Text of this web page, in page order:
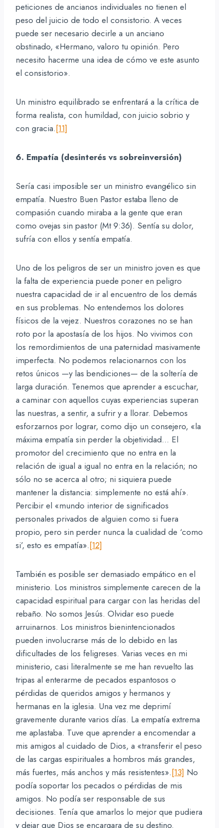
peticiones de ancianos individuales no tienen el
peso del juicio de todo el consistorio. A veces
puede ser necesario decirle a un anciano
obstinado, «Hermano, valoro tu opinión. Pero
necesito hacerme una idea de cómo ve este asunto
el consistorio».
Un ministro equilibrado se enfrentará a la crítica de
forma realista, con humildad, con juicio sobrio y
con gracia.[11]
6. Empatía (desinterés vs sobreinversión)
Sería casi imposible ser un ministro evangélico sin
empatía. Nuestro Buen Pastor estaba lleno de
compasión cuando miraba a la gente que eran
como ovejas sin pastor (Mt 9:36). Sentía su dolor,
sufría con ellos y sentía empatía.
Uno de los peligros de ser un ministro joven es que
la falta de experiencia puede poner en peligro
nuestra capacidad de ir al encuentro de los demás
en sus problemas. No entendemos los dolores
físicos de la vejez. Nuestros corazones no se han
roto por la apostasía de los hijos. No vivimos con
los remordimientos de una paternidad masivamente
imperfecta. No podemos relacionarnos con los
retos únicos —y las bendiciones— de la soltería de
larga duración. Tenemos que aprender a escuchar,
a caminar con aquellos cuyas experiencias superan
las nuestras, a sentir, a sufrir y a llorar. Debemos
esforzarnos por lograr, como dijo un consejero, «la
máxima empatía sin perder la objetividad… El
promotor del crecimiento que no entra en la
relación de igual a igual no entra en la relación; no
sólo no se acerca al otro; ni siquiera puede
mantener la distancia: simplemente no está ahí».
Percibir el «mundo interior de significados
personales privados de alguien como si fuera
propio, pero sin perder nunca la cualidad de ‘como
si’, esto es empatía».[12]
También es posible ser demasiado empático en el
ministerio. Los ministros simplemente carecen de la
capacidad espiritual para cargar con las heridas del
rebaño. No somos Jesús. Olvidar eso puede
arruinarnos. Los ministros bienintencionados
pueden involucrarse más de lo debido en las
dificultades de los feligreses. Varias veces en mi
ministerio, casi literalmente se me han revuelto las
tripas al enterarme de pecados espantosos o
pérdidas de queridos amigos y hermanos y
hermanas en la iglesia. Una vez me deprimí
gravemente durante varios días. La empatía extrema
me aplastaba. Tuve que aprender a encomendar a
mis amigos al cuidado de Dios, a «transferir el peso
de las cargas espirituales a hombros más grandes,
más fuertes, más anchos y más resistentes».[13] No
podía soportar los pecados o pérdidas de mis
amigos. No podía ser responsable de sus
decisiones. Tenía que amarlos lo mejor que pudiera
y dejar que Dios se encargara de su destino.